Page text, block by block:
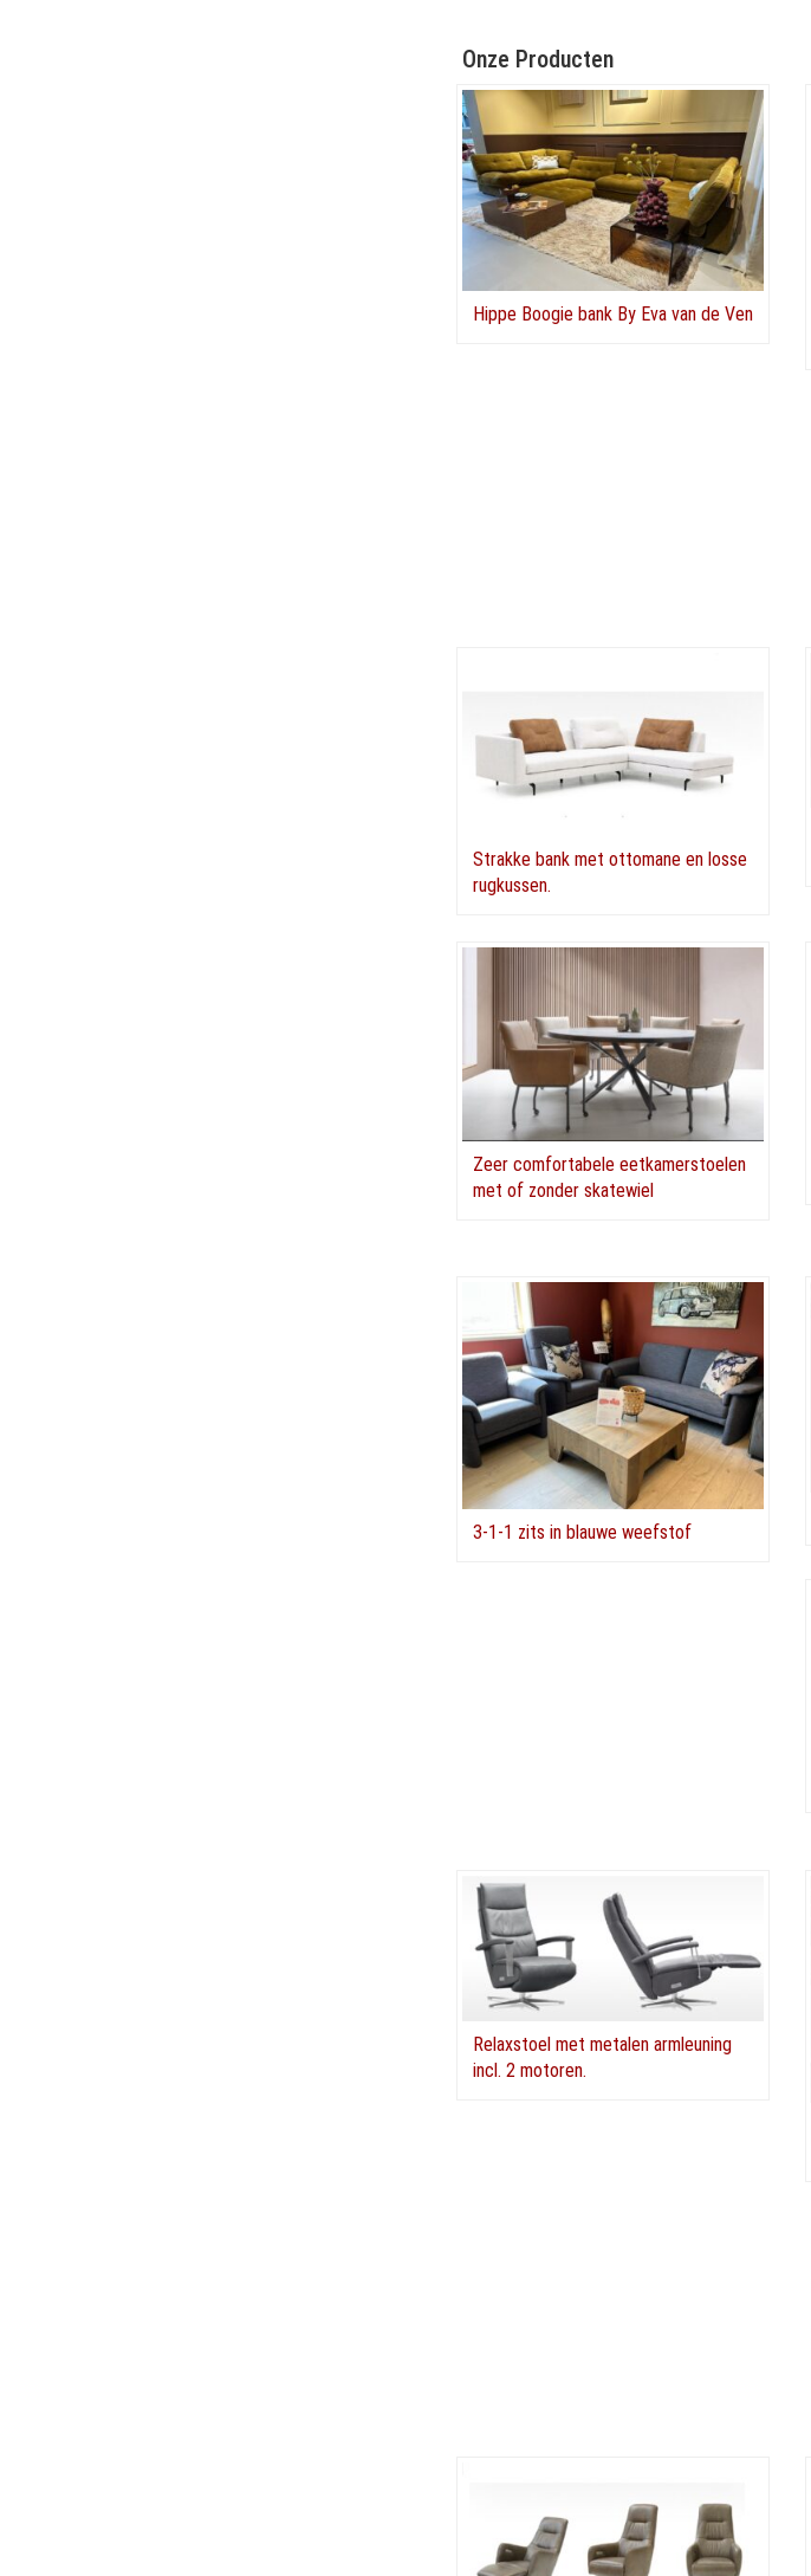
Onze Producten
Hippe Boogie bank By Eva van de Ven
Strakke bank met ottomane en losse
rugkussen.
Zeer comfortabele eetkamerstoelen
met of zonder skatewiel
3-1-1 zits in blauwe weefstof
Relaxstoel met metalen armleuning
incl. 2 motoren.